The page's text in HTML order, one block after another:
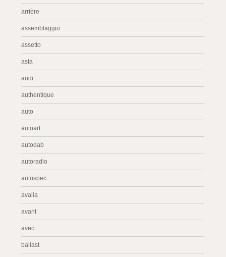
arrière
assemblaggio
assetto
asta
audi
authentique
auto
autoart
autodab
autoradio
autospec
avalia
avant
avec
ballast